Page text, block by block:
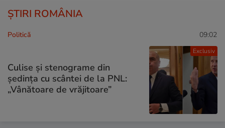
ȘTIRI ROMÂNIA
Exclusiv
Politică 09:02
Culise și stenograme din
ședința cu scântei de la PNL:
„Vânătoare de vrăjitoare”